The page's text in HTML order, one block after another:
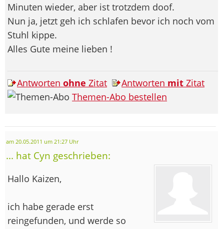
Minuten wieder, aber ist trotzdem doof.
Nun ja, jetzt geh ich schlafen bevor ich noch vom
Stuhl kippe.
Alles Gute meine lieben !
Antworten ohne Zitat Antworten mit Zitat
Themen-Abo bestellen
am 20.05.2011 um 21:27 Uhr
... hat Cyn geschrieben:
Hallo Kaizen,
ich habe gerade erst
reingefunden, und werde so